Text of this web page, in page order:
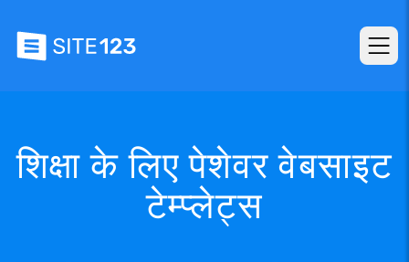
शिक्षा के लिए पेशेवर वेबसाइट
टेम्प्लेट्स